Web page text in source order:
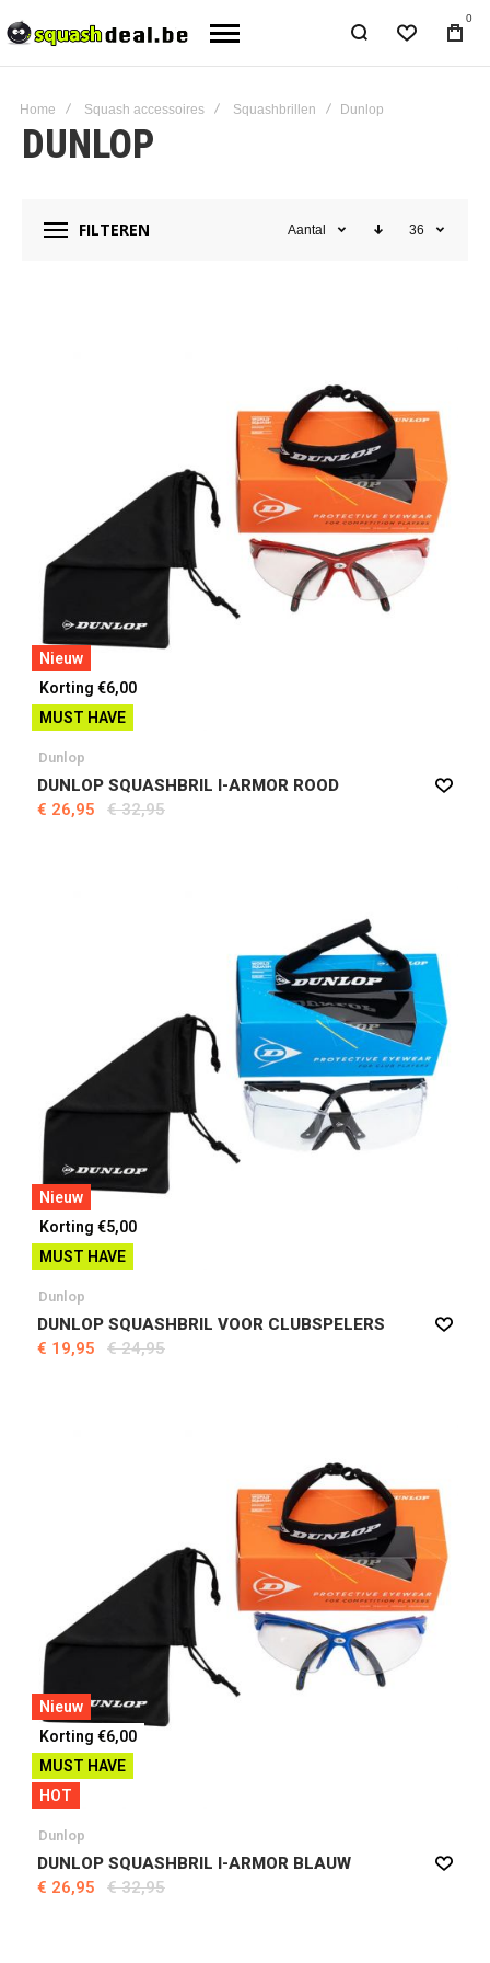
0
Home Squash accessoires Squashbrillen Dunlop
DUNLOP
FILTEREN Aantal 36
Nieuw
Korting €6,00
MUST HAVE
Dunlop
DUNLOP SQUASHBRIL I-ARMOR ROOD
€ 26,95
€ 32,95
Nieuw
Korting €5,00
MUST HAVE
Dunlop
DUNLOP SQUASHBRIL VOOR CLUBSPELERS
€ 19,95
€ 24,95
Nieuw
Korting €6,00
MUST HAVE
HOT
Dunlop
DUNLOP SQUASHBRIL I-ARMOR BLAUW
€ 26,95
€ 32,95